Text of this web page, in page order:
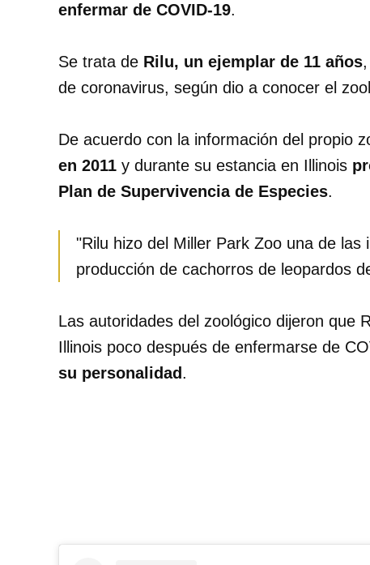
enfermar de COVID-19.
Se trata de Rilu, un ejemplar de 11 años
de coronavirus, según dio a conocer el
De acuerdo con la información del propio
en 2011 y durante su estancia en Illinois
Plan de Supervivencia de Especies.
"Rilu hizo del Miller Park Zoo una de
producción de cachorros de leopardos
Las autoridades del zoológico dijeron que
Illinois poco después de enfermarse de
su personalidad .